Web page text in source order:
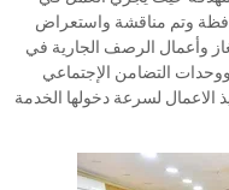
المحافظة وتم مناقشة واستعراض
وأعمال الرصف الجارية في
التضامن الإجتماعي
الاعمال لسرعة دخولها الخدمة